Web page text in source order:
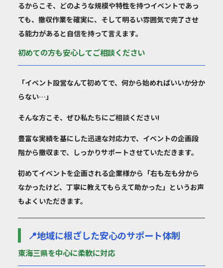
るからこそ、どのような規模や特性を持つイベントであっ
ても、撤収作業を確実に、そして明るい雰囲気で完了させ
る能力があると自信を持って言えます。
初めての方も安心してご相談ください
「イベント設営なんて初めてで、何から始めればいいか分か
らない…」
そんな方こそ、ぜひ私たちにご相談ください!
豊富な実績を基にした迅速な対応力で、イベントの企画段
階から撤収まで、しっかりサポートさせていただきます。
初めてイベントを企画される企業様から「右も左も分から
なかったけど、丁寧に教えてもらえて助かった」というお声
もよくいただきます。
📍地域に根ざした安心のサポート体制
東海三県を中心に柔軟に対応